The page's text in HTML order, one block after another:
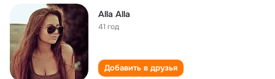
Alla Alla
41 год
Добавить в друзья